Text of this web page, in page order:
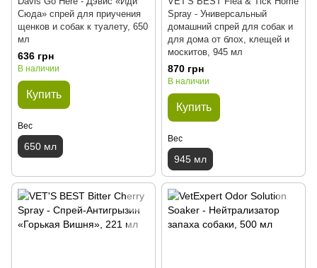
Сюда» спрей для приучения
щенков и собак к туалету, 650
мл
636 грн
В наличии
Купить
Вес
650 мл
Spray - Универсальный
домашний спрей для собак и
для дома от блох, клещей и
москитов, 945 мл
870 грн
В наличии
Купить
Вес
945 мл